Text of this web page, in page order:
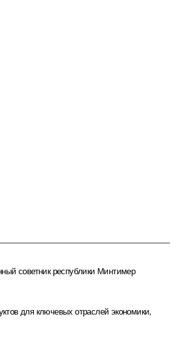
советник республики Минтимер
для ключевых отраслей экономики,